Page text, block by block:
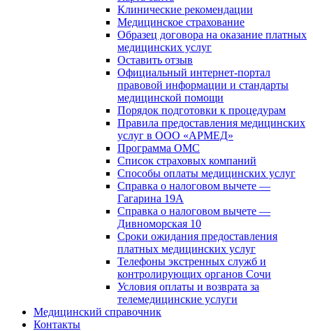
Клинические рекомендации
Медицинское страхование
Образец договора на оказание платных
медицинских услуг
Оставить отзыв
Официальный интернет-портал
правовой информации и стандарты
медицинской помощи
Порядок подготовки к процедурам
Правила предоставления медицинских
услуг в ООО «АРМЕД»
Программа ОМС
Список страховых компаний
Способы оплаты медицинских услуг
Справка о налоговом вычете —
Гагарина 19А
Справка о налоговом вычете —
Дивноморская 10
Сроки ожидания предоставления
платных медицинских услуг
Телефоны экстренных служб и
контролирующих органов Сочи
Условия оплаты и возврата за
телемедицинские услуги
Медицинский справочник
Контакты